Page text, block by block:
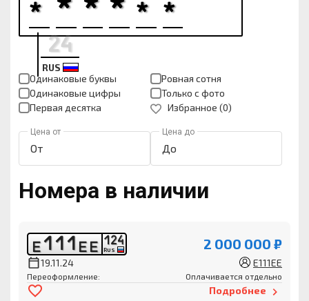
RUS
Одинаковые буквы
Ровная сотня
Одинаковые цифры
Только с фото
Первая десятка
Избранное (0)
Цена от Цена до
Номера в наличии
Е111ЕЕ 124
RUS 2 000 000 ₽
19.11.24 E111EE
Переоформление: Оплачивается отдельно
Подробнее